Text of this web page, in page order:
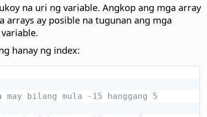
na uri ng variable. Angkop ang mga array
ay posible na tugunan ang mga
hanay ng index:
bilang mula -15 hanggang 5